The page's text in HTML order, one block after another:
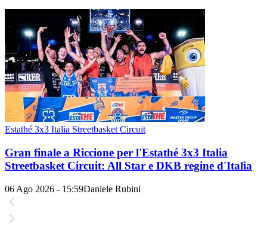
Estathé 3x3 Italia Streetbasket Circuit
Gran finale a Riccione per l'Estathé 3x3 Italia
Streetbasket Circuit: All Star e DKB regine d'Italia
06 Ago 2026 - 15:59Daniele Rubini